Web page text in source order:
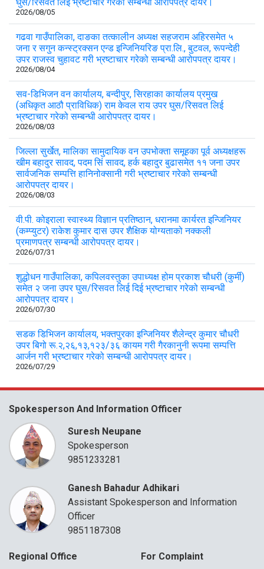
2026/08/05
गढवा गाउँपालिका, दाङका तत्कालीन अध्यक्ष सहजराम अहिरसमेत ५
जना र सगुन कन्स्ट्रक्सन एन्ड इन्जिनियरिङ प्रा.लि., बुटवल, रूपन्देही
उपर राजस्व चुहावट गरी भ्रष्टाचार गरेको सम्बन्धी आरोपपत्र दायर।
2026/08/04
सव-डिभिजन वन कार्यालय, बन्दीपुर, सिरहाका कार्यालय प्रमुख
(अधिकृत आठौ प्राविधिक) राम केवल राय उपर घुस/रिसवत लिई
भ्रष्टाचार गरेको सम्बन्धी आरोपपत्र दायर।
2026/08/03
जिल्ला सुर्खेत, मालिका सामुदायिक वन उपभोक्ता समूहका पूर्व अध्यक्षहरू
खीम बहादुर सावद, पदम सिं सावद, हर्क बहादुर बुढासमेत ११ जना उपर
सार्वजनिक सम्पत्ति हानिनोक्सानी गरी भ्रष्टाचार गरेको सम्बन्धी
आरोपपत्र दायर।
2026/08/03
वी.पी. कोइराला स्वास्थ्य विज्ञान प्रतिष्ठान, धरानमा कार्यरत इन्जिनियर
(कम्प्युटर) राकेश कुमार दास उपर शैक्षिक योग्यताको नक्कली
प्रमाणपत्र सम्बन्धी आरोपपत्र दायर।
2026/07/31
शुद्धोधन गाउँपालिका, कपिलवस्तुका उपाध्यक्ष होम प्रकाश चौधरी (कुर्मी)
समेत २ जना उपर घुस/रिसवत लिई दिई भ्रष्टाचार गरेको सम्बन्धी
आरोपपत्र दायर।
2026/07/30
सडक डिभिजन कार्यालय, भक्तपुरका इन्जिनियर शैलेन्द्र कुमार चौधरी
उपर बिगो रू.२,२६,१३,१२३/३६ कायम गरी गैरकानुनी रूपमा सम्पत्ति
आर्जन गरी भ्रष्टाचार गरेको सम्बन्धी आरोपपत्र दायर।
2026/07/29
Spokesperson And Information Officer
Suresh Neupane
Spokesperson
9851233281
Ganesh Bahadur Adhikari
Assistant Spokesperson and Information
Officer
9851187308
Regional Office For Complaint